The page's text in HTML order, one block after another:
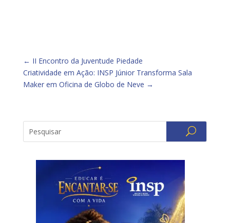
← II Encontro da Juventude Piedade
Criatividade em Ação: INSP Júnior Transforma Sala
Maker em Oficina de Globo de Neve →